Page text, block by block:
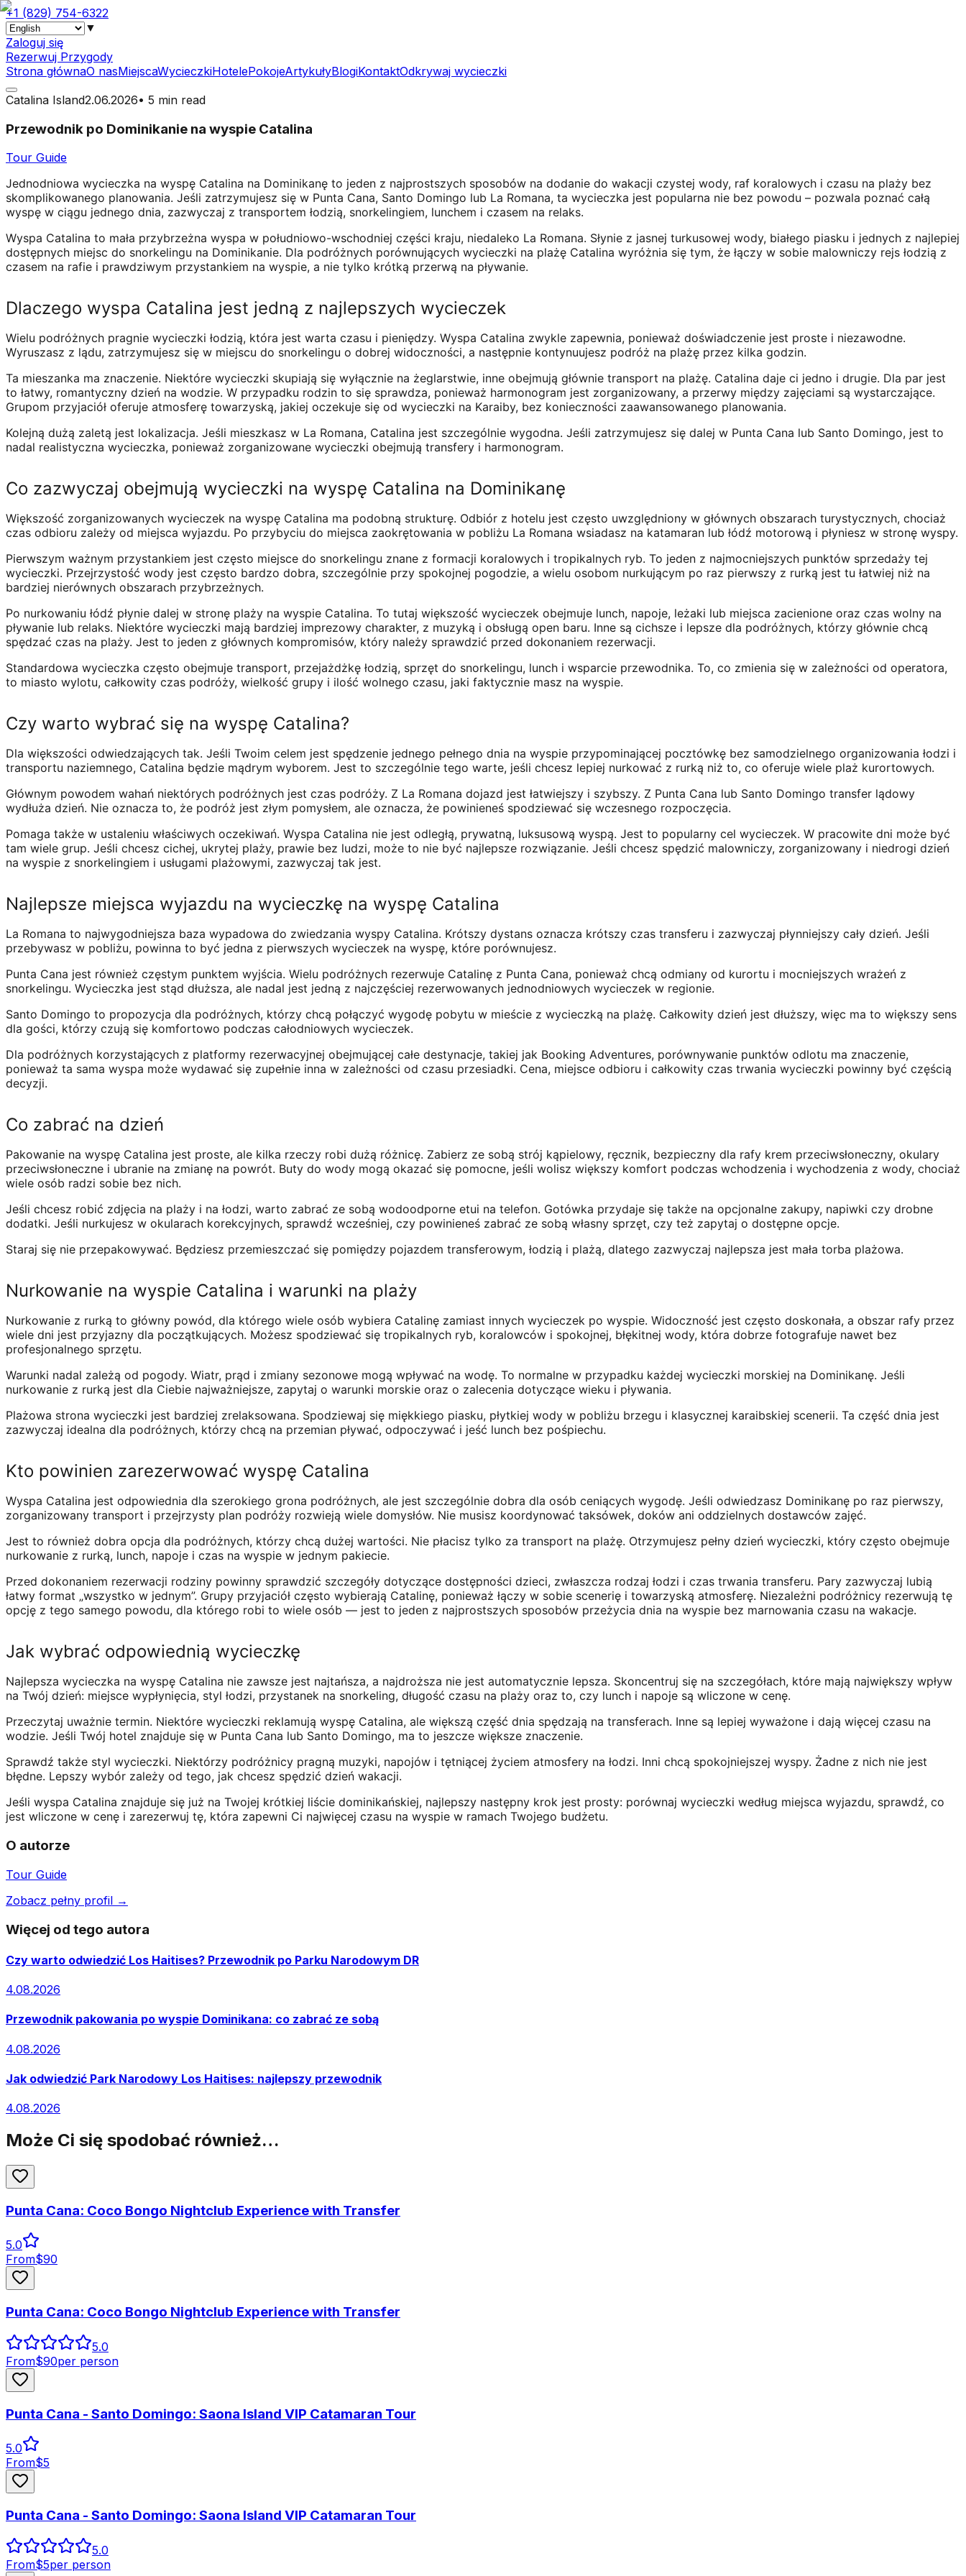
+1 (829) 754-6322
▼
Zaloguj się
Rezerwuj Przygody
Strona głównaO nasMiejscaWycieczkiHotelePokojeArtykułyBlogiKontaktOdkrywaj wycieczki
Catalina Island2.06.2026• 5 min read
Przewodnik po Dominikanie na wyspie Catalina
Tour Guide
Jednodniowa wycieczka na wyspę Catalina na Dominikanę to jeden z najprostszych sposobów na dodanie do wakacji czystej wody, raf koralowych i czasu na plaży bez
skomplikowanego planowania. Jeśli zatrzymujesz się w Punta Cana, Santo Domingo lub La Romana, ta wycieczka jest popularna nie bez powodu – pozwala poznać całą
wyspę w ciągu jednego dnia, zazwyczaj z transportem łodzią, snorkelingiem, lunchem i czasem na relaks.
Wyspa Catalina to mała przybrzeżna wyspa w południowo-wschodniej części kraju, niedaleko La Romana. Słynie z jasnej turkusowej wody, białego piasku i jednych z najlepiej
dostępnych miejsc do snorkelingu na Dominikanie. Dla podróżnych porównujących wycieczki na plażę Catalina wyróżnia się tym, że łączy w sobie malowniczy rejs łodzią z
czasem na rafie i prawdziwym przystankiem na wyspie, a nie tylko krótką przerwą na pływanie.
Dlaczego wyspa Catalina jest jedną z najlepszych wycieczek
Wielu podróżnych pragnie wycieczki łodzią, która jest warta czasu i pieniędzy. Wyspa Catalina zwykle zapewnia, ponieważ doświadczenie jest proste i niezawodne.
Wyruszasz z lądu, zatrzymujesz się w miejscu do snorkelingu o dobrej widoczności, a następnie kontynuujesz podróż na plażę przez kilka godzin.
Ta mieszanka ma znaczenie. Niektóre wycieczki skupiają się wyłącznie na żeglarstwie, inne obejmują głównie transport na plażę. Catalina daje ci jedno i drugie. Dla par jest
to łatwy, romantyczny dzień na wodzie. W przypadku rodzin to się sprawdza, ponieważ harmonogram jest zorganizowany, a przerwy między zajęciami są wystarczające.
Grupom przyjaciół oferuje atmosferę towarzyską, jakiej oczekuje się od wycieczki na Karaiby, bez konieczności zaawansowanego planowania.
Kolejną dużą zaletą jest lokalizacja. Jeśli mieszkasz w La Romana, Catalina jest szczególnie wygodna. Jeśli zatrzymujesz się dalej w Punta Cana lub Santo Domingo, jest to
nadal realistyczna wycieczka, ponieważ zorganizowane wycieczki obejmują transfery i harmonogram.
Co zazwyczaj obejmują wycieczki na wyspę Catalina na Dominikanę
Większość zorganizowanych wycieczek na wyspę Catalina ma podobną strukturę. Odbiór z hotelu jest często uwzględniony w głównych obszarach turystycznych, chociaż
czas odbioru zależy od miejsca wyjazdu. Po przybyciu do miejsca zaokrętowania w pobliżu La Romana wsiadasz na katamaran lub łódź motorową i płyniesz w stronę wyspy.
Pierwszym ważnym przystankiem jest często miejsce do snorkelingu znane z formacji koralowych i tropikalnych ryb. To jeden z najmocniejszych punktów sprzedaży tej
wycieczki. Przejrzystość wody jest często bardzo dobra, szczególnie przy spokojnej pogodzie, a wielu osobom nurkującym po raz pierwszy z rurką jest tu łatwiej niż na
bardziej nierównych obszarach przybrzeżnych.
Po nurkowaniu łódź płynie dalej w stronę plaży na wyspie Catalina. To tutaj większość wycieczek obejmuje lunch, napoje, leżaki lub miejsca zacienione oraz czas wolny na
pływanie lub relaks. Niektóre wycieczki mają bardziej imprezowy charakter, z muzyką i obsługą open baru. Inne są cichsze i lepsze dla podróżnych, którzy głównie chcą
spędzać czas na plaży. Jest to jeden z głównych kompromisów, który należy sprawdzić przed dokonaniem rezerwacji.
Standardowa wycieczka często obejmuje transport, przejażdżkę łodzią, sprzęt do snorkelingu, lunch i wsparcie przewodnika. To, co zmienia się w zależności od operatora,
to miasto wylotu, całkowity czas podróży, wielkość grupy i ilość wolnego czasu, jaki faktycznie masz na wyspie.
Czy warto wybrać się na wyspę Catalina?
Dla większości odwiedzających tak. Jeśli Twoim celem jest spędzenie jednego pełnego dnia na wyspie przypominającej pocztówkę bez samodzielnego organizowania łodzi i
transportu naziemnego, Catalina będzie mądrym wyborem. Jest to szczególnie tego warte, jeśli chcesz lepiej nurkować z rurką niż to, co oferuje wiele plaż kurortowych.
Głównym powodem wahań niektórych podróżnych jest czas podróży. Z La Romana dojazd jest łatwiejszy i szybszy. Z Punta Cana lub Santo Domingo transfer lądowy
wydłuża dzień. Nie oznacza to, że podróż jest złym pomysłem, ale oznacza, że ​​powinieneś spodziewać się wczesnego rozpoczęcia.
Pomaga także w ustaleniu właściwych oczekiwań. Wyspa Catalina nie jest odległą, prywatną, luksusową wyspą. Jest to popularny cel wycieczek. W pracowite dni może być
tam wiele grup. Jeśli chcesz cichej, ukrytej plaży, prawie bez ludzi, może to nie być najlepsze rozwiązanie. Jeśli chcesz spędzić malowniczy, zorganizowany i niedrogi dzień
na wyspie z snorkelingiem i usługami plażowymi, zazwyczaj tak jest.
Najlepsze miejsca wyjazdu na wycieczkę na wyspę Catalina
La Romana to najwygodniejsza baza wypadowa do zwiedzania wyspy Catalina. Krótszy dystans oznacza krótszy czas transferu i zazwyczaj płynniejszy cały dzień. Jeśli
przebywasz w pobliżu, powinna to być jedna z pierwszych wycieczek na wyspę, które porównujesz.
Punta Cana jest również częstym punktem wyjścia. Wielu podróżnych rezerwuje Catalinę z Punta Cana, ponieważ chcą odmiany od kurortu i mocniejszych wrażeń z
snorkelingu. Wycieczka jest stąd dłuższa, ale nadal jest jedną z najczęściej rezerwowanych jednodniowych wycieczek w regionie.
Santo Domingo to propozycja dla podróżnych, którzy chcą połączyć wygodę pobytu w mieście z wycieczką na plażę. Całkowity dzień jest dłuższy, więc ma to większy sens
dla gości, którzy czują się komfortowo podczas całodniowych wycieczek.
Dla podróżnych korzystających z platformy rezerwacyjnej obejmującej całe destynacje, takiej jak Booking Adventures, porównywanie punktów odlotu ma znaczenie,
ponieważ ta sama wyspa może wydawać się zupełnie inna w zależności od czasu przesiadki. Cena, miejsce odbioru i całkowity czas trwania wycieczki powinny być częścią
decyzji.
Co zabrać na dzień
Pakowanie na wyspę Catalina jest proste, ale kilka rzeczy robi dużą różnicę. Zabierz ze sobą strój kąpielowy, ręcznik, bezpieczny dla rafy krem ​​​​przeciwsłoneczny, okulary
przeciwsłoneczne i ubranie na zmianę na powrót. Buty do wody mogą okazać się pomocne, jeśli wolisz większy komfort podczas wchodzenia i wychodzenia z wody, chociaż
wiele osób radzi sobie bez nich.
Jeśli chcesz robić zdjęcia na plaży i na łodzi, warto zabrać ze sobą wodoodporne etui na telefon. Gotówka przydaje się także na opcjonalne zakupy, napiwki czy drobne
dodatki. Jeśli nurkujesz w okularach korekcyjnych, sprawdź wcześniej, czy powinieneś zabrać ze sobą własny sprzęt, czy też zapytaj o dostępne opcje.
Staraj się nie przepakowywać. Będziesz przemieszczać się pomiędzy pojazdem transferowym, łodzią i plażą, dlatego zazwyczaj najlepsza jest mała torba plażowa.
Nurkowanie na wyspie Catalina i warunki na plaży
Nurkowanie z rurką to główny powód, dla którego wiele osób wybiera Catalinę zamiast innych wycieczek po wyspie. Widoczność jest często doskonała, a obszar rafy przez
wiele dni jest przyjazny dla początkujących. Możesz spodziewać się tropikalnych ryb, koralowców i spokojnej, błękitnej wody, która dobrze fotografuje nawet bez
profesjonalnego sprzętu.
Warunki nadal zależą od pogody. Wiatr, prąd i zmiany sezonowe mogą wpływać na wodę. To normalne w przypadku każdej wycieczki morskiej na Dominikanę. Jeśli
nurkowanie z rurką jest dla Ciebie najważniejsze, zapytaj o warunki morskie oraz o zalecenia dotyczące wieku i pływania.
Plażowa strona wycieczki jest bardziej zrelaksowana. Spodziewaj się miękkiego piasku, płytkiej wody w pobliżu brzegu i klasycznej karaibskiej scenerii. Ta część dnia jest
zazwyczaj idealna dla podróżnych, którzy chcą na przemian pływać, odpoczywać i jeść lunch bez pośpiechu.
Kto powinien zarezerwować wyspę Catalina
Wyspa Catalina jest odpowiednia dla szerokiego grona podróżnych, ale jest szczególnie dobra dla osób ceniących wygodę. Jeśli odwiedzasz Dominikanę po raz pierwszy,
zorganizowany transport i przejrzysty plan podróży rozwieją wiele domysłów. Nie musisz koordynować taksówek, doków ani oddzielnych dostawców zajęć.
Jest to również dobra opcja dla podróżnych, którzy chcą dużej wartości. Nie płacisz tylko za transport na plażę. Otrzymujesz pełny dzień wycieczki, który często obejmuje
nurkowanie z rurką, lunch, napoje i czas na wyspie w jednym pakiecie.
Przed dokonaniem rezerwacji rodziny powinny sprawdzić szczegóły dotyczące dostępności dzieci, zwłaszcza rodzaj łodzi i czas trwania transferu. Pary zazwyczaj lubią
łatwy format „wszystko w jednym”. Grupy przyjaciół często wybierają Catalinę, ponieważ łączy w sobie scenerię i towarzyską atmosferę. Niezależni podróżnicy rezerwują tę
opcję z tego samego powodu, dla którego robi to wiele osób — jest to jeden z najprostszych sposobów przeżycia dnia na wyspie bez marnowania czasu na wakacje.
Jak wybrać odpowiednią wycieczkę
Najlepsza wycieczka na wyspę Catalina nie zawsze jest najtańsza, a najdroższa nie jest automatycznie lepsza. Skoncentruj się na szczegółach, które mają największy wpływ
na Twój dzień: miejsce wypłynięcia, styl łodzi, przystanek na snorkeling, długość czasu na plaży oraz to, czy lunch i napoje są wliczone w cenę.
Przeczytaj uważnie termin. Niektóre wycieczki reklamują wyspę Catalina, ale większą część dnia spędzają na transferach. Inne są lepiej wyważone i dają więcej czasu na
wodzie. Jeśli Twój hotel znajduje się w Punta Cana lub Santo Domingo, ma to jeszcze większe znaczenie.
Sprawdź także styl wycieczki. Niektórzy podróżnicy pragną muzyki, napojów i tętniącej życiem atmosfery na łodzi. Inni chcą spokojniejszej wyspy. Żadne z nich nie jest
błędne. Lepszy wybór zależy od tego, jak chcesz spędzić dzień wakacji.
Jeśli wyspa Catalina znajduje się już na Twojej krótkiej liście dominikańskiej, najlepszy następny krok jest prosty: porównaj wycieczki według miejsca wyjazdu, sprawdź, co
jest wliczone w cenę i zarezerwuj tę, która zapewni Ci najwięcej czasu na wyspie w ramach Twojego budżetu.
O autorze
Tour Guide
Zobacz pełny profil →
Więcej od tego autora
Czy warto odwiedzić Los Haitises? Przewodnik po Parku Narodowym DR
4.08.2026
Przewodnik pakowania po wyspie Dominikana: co zabrać ze sobą
4.08.2026
Jak odwiedzić Park Narodowy Los Haitises: najlepszy przewodnik
4.08.2026
Może Ci się spodobać również…
Punta Cana: Coco Bongo Nightclub Experience with Transfer
5.0
From$90
Punta Cana: Coco Bongo Nightclub Experience with Transfer
5.0
From$90per person
Punta Cana - Santo Domingo: Saona Island VIP Catamaran Tour
5.0
From$5
Punta Cana - Santo Domingo: Saona Island VIP Catamaran Tour
5.0
From$5per person